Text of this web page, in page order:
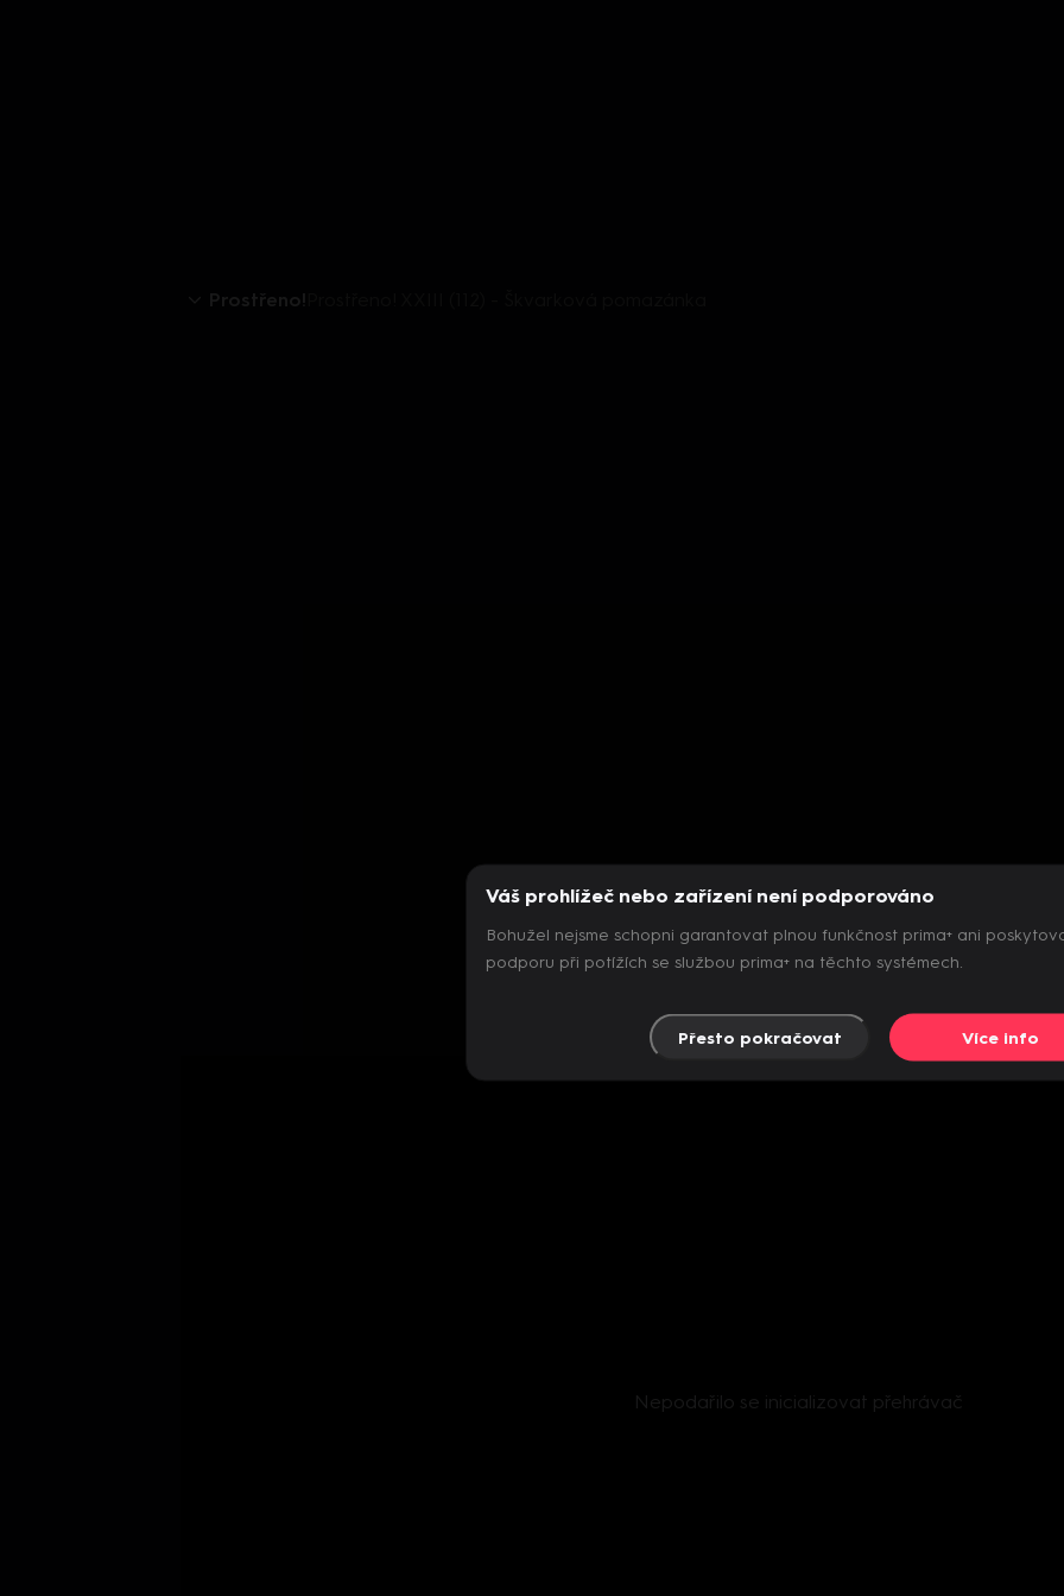
Nepodařilo se inicializovat přehrávač
Váš prohlížeč nebo zařízení není podporováno
Bohužel nejsme schopni garantovat plnou funkčnost prima+ ani
podporu při potížích se službou prima+ na těchto systémech.
Přesto pokračovat Více info